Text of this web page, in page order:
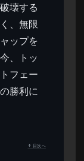
壊する
、無限
ップを
、トッ
フェー
勝利に
↑ 目次へ